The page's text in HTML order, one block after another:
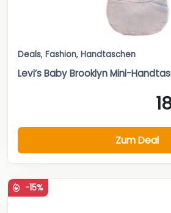
Deals, Fashion, Handtaschen
Levi’s Baby Brooklyn Mini-
Zum Deal
-15%